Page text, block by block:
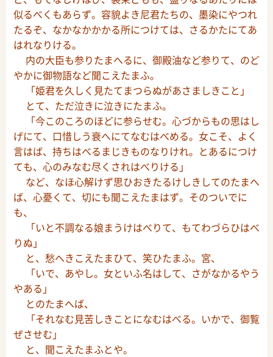
似るべくもあらず。容貌よき尼君たちの、墨染にやつれ
たるぞ、なかなかかかる所につけては、さるかたにてあ
はれなりける。
内の大臣も参りたまへるに、御殿油など参りて、のど
やかに御物語など聞こえたまふ。
「姫君を久しく見たてまつらぬがあさましきこと」
とて、ただ泣きに泣きにたまふ。
「今このころのほどに参らせむ。心づからもの思はし
げにて、口惜しう衰へにてなむはべめる。女こそ、よく
言はば、持ちはべるまじきものなりけれ。とあるにつけ
ても、心のみなむ尽くされはべりける」
など、なほ心解けず思ひおきたるけしきしてのたまへ
ば、心憂くて、切にも聞こえたまはず。そのついでに
も、
「いと不調なる娘まうけはべりて、もてわづらひはべ
りぬ」
と、愁へきこえたまひて、笑ひたまふ。宮、
「いで、あやし。女といふ名はして、さがなかるやう
やある」
とのたまへば、
「それなむ見苦しきことになむはべる。いかで、御覧
ぜさせむ」
と、聞こえたまふとや。